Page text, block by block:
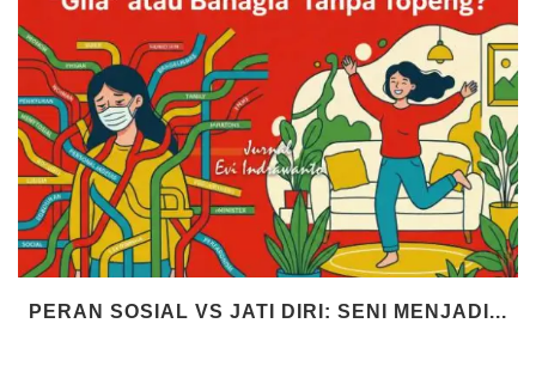
PERAN SOSIAL VS JATI DIRI: SENI MENJADI...